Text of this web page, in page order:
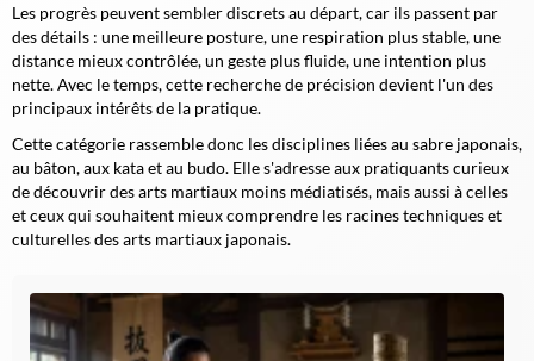
Les progrès peuvent sembler discrets au départ, car ils passent par
des détails : une meilleure posture, une respiration plus stable, une
distance mieux contrôlée, un geste plus fluide, une intention plus
nette. Avec le temps, cette recherche de précision devient l'un des
principaux intérêts de la pratique.
Cette catégorie rassemble donc les disciplines liées au sabre japonais,
au bâton, aux kata et au budo. Elle s'adresse aux pratiquants curieux
de découvrir des arts martiaux moins médiatisés, mais aussi à celles
et ceux qui souhaitent mieux comprendre les racines techniques et
culturelles des arts martiaux japonais.